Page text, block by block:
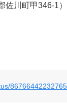
佐川町甲346-1）